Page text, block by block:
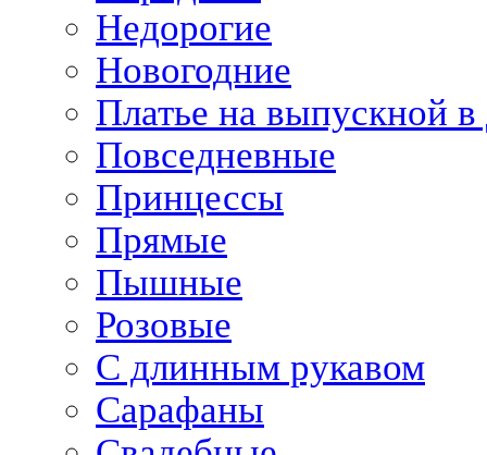
Недорогие
Новогодние
Платье на выпускной в
Повседневные
Принцессы
Прямые
Пышные
Розовые
С длинным рукавом
Сарафаны